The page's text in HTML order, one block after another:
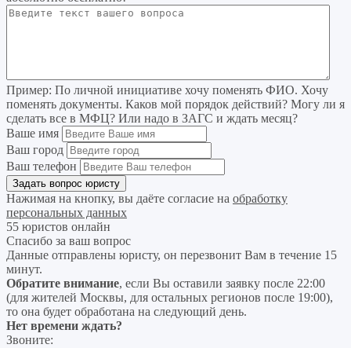
Пример: По личной инициативе хочу поменять ФИО. Хочу
поменять документы. Каков мой порядок действий? Могу ли я
сделать все в МФЦ? Или надо в ЗАГС и ждать месяц?
Ваше имя
Ваш город
Ваш телефон
Нажимая на кнопку, вы даёте согласие на обработку
персональных данных
55 юристов онлайн
Спасибо за ваш вопрос
Данные отправлены юристу, он перезвонит Вам в течение 15
минут.
Обратите внимание, если Вы оставили заявку после 22:00
(для жителей Москвы, для остальных регионов после 19:00),
то она будет обработана на следующий день.
Нет времени ждать?
Звоните: